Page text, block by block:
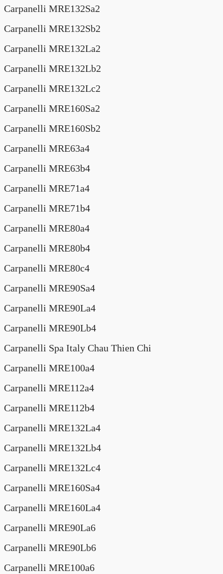
Carpanelli MRE132Sa2
Carpanelli MRE132Sb2
Carpanelli MRE132La2
Carpanelli MRE132Lb2
Carpanelli MRE132Lc2
Carpanelli MRE160Sa2
Carpanelli MRE160Sb2
Carpanelli MRE63a4
Carpanelli MRE63b4
Carpanelli MRE71a4
Carpanelli MRE71b4
Carpanelli MRE80a4
Carpanelli MRE80b4
Carpanelli MRE80c4
Carpanelli MRE90Sa4
Carpanelli MRE90La4
Carpanelli MRE90Lb4
Carpanelli Spa Italy Chau Thien Chi
Carpanelli MRE100a4
Carpanelli MRE112a4
Carpanelli MRE112b4
Carpanelli MRE132La4
Carpanelli MRE132Lb4
Carpanelli MRE132Lc4
Carpanelli MRE160Sa4
Carpanelli MRE160La4
Carpanelli MRE90La6
Carpanelli MRE90Lb6
Carpanelli MRE100a6